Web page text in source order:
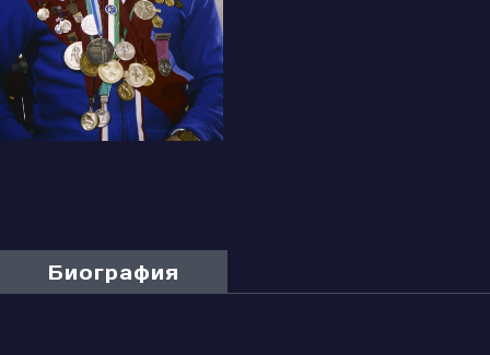
Биография